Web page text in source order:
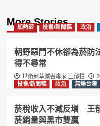
More Stories
加熱菸 投書/新聞稿 政治
朝野惡鬥不休卻為菸
得不尋常
世衛菸草減害專家 王郁揚
投書/新聞稿
政治 無煙台灣
菸稅收入不減反增 王
菸銷量與黑市雙贏